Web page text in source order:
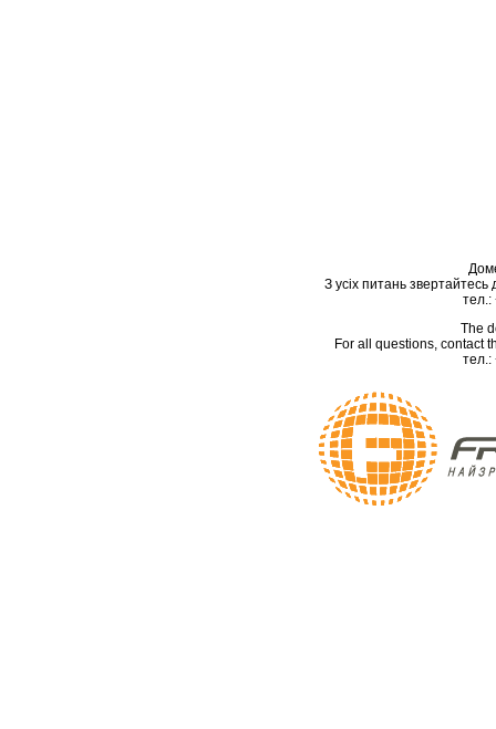
З усіх питань звертайтесь
тел.:
The
For all questions, contact
тел.: